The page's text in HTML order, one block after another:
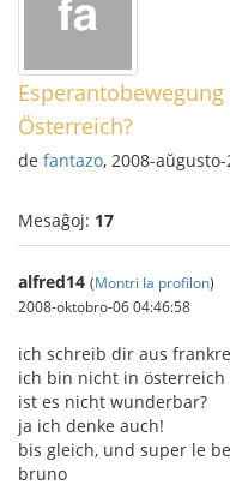
Esperantobewegung
Österreich?
de fantazo, 2008-aŭgusto-
Mesaĝoj: 17
alfred14 (Montri la profilon)
2008-oktobro-06 04:46:58
ich schreib dir aus
ich bin nicht in österreich
ist es nicht wunderbar?
ja ich denke auch!
bis gleich, und super le
bruno